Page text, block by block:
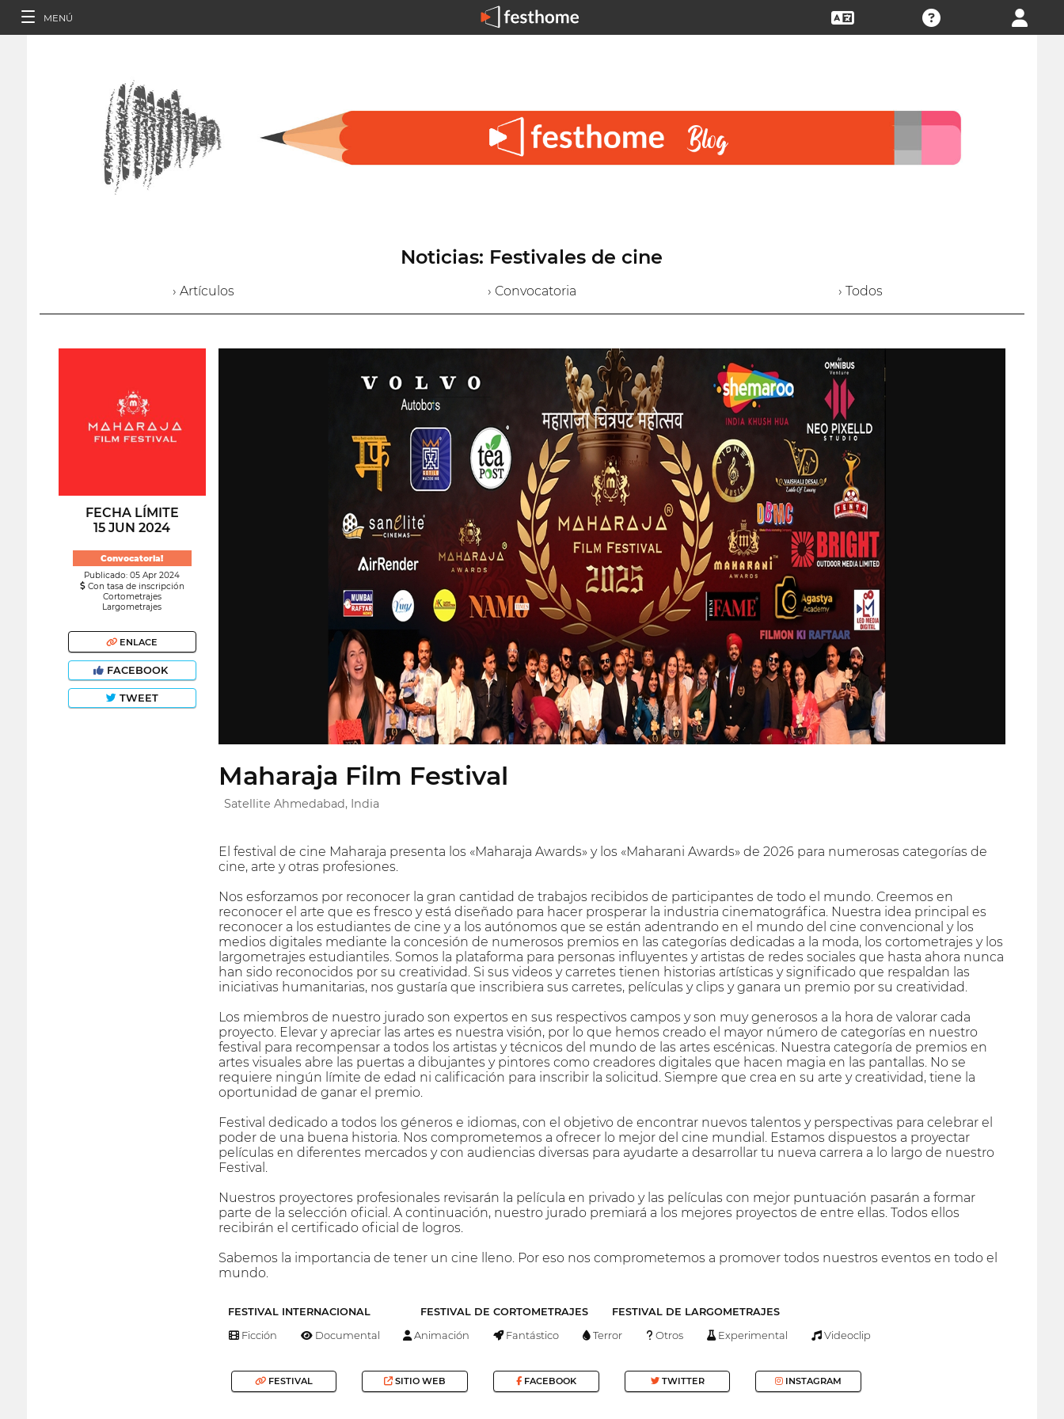
MENÚ
Noticias: Festivales de cine
› Artículos › Convocatoria › Todos
FECHA LÍMITE
15 JUN 2024
Convocatoria!
Publicado: 05 Apr 2024
Con tasa de inscripción
Cortometrajes
Largometrajes
ENLACE
FACEBOOK
TWEET
Maharaja Film Festival
Satellite Ahmedabad, India
El festival de cine Maharaja presenta los «Maharaja Awards» y los «Maharani Awards» de 2026 para numerosas categorías de
cine, arte y otras profesiones.
Nos esforzamos por reconocer la gran cantidad de trabajos recibidos de participantes de todo el mundo. Creemos en
reconocer el arte que es fresco y está diseñado para hacer prosperar la industria cinematográfica. Nuestra idea principal es
reconocer a los estudiantes de cine y a los autónomos que se están adentrando en el mundo del cine convencional y los
medios digitales mediante la concesión de numerosos premios en las categorías dedicadas a la moda, los cortometrajes y los
largometrajes estudiantiles. Somos la plataforma para personas influyentes y artistas de redes sociales que hasta ahora nunca
han sido reconocidos por su creatividad. Si sus videos y carretes tienen historias artísticas y significado que respaldan las
iniciativas humanitarias, nos gustaría que inscribiera sus carretes, películas y clips y ganara un premio por su creatividad.
Los miembros de nuestro jurado son expertos en sus respectivos campos y son muy generosos a la hora de valorar cada
proyecto. Elevar y apreciar las artes es nuestra visión, por lo que hemos creado el mayor número de categorías en nuestro
festival para recompensar a todos los artistas y técnicos del mundo de las artes escénicas. Nuestra categoría de premios en
artes visuales abre las puertas a dibujantes y pintores como creadores digitales que hacen magia en las pantallas. No se
requiere ningún límite de edad ni calificación para inscribir la solicitud. Siempre que crea en su arte y creatividad, tiene la
oportunidad de ganar el premio.
Festival dedicado a todos los géneros e idiomas, con el objetivo de encontrar nuevos talentos y perspectivas para celebrar el
poder de una buena historia. Nos comprometemos a ofrecer lo mejor del cine mundial. Estamos dispuestos a proyectar
películas en diferentes mercados y con audiencias diversas para ayudarte a desarrollar tu nueva carrera a lo largo de nuestro
Festival.
Nuestros proyectores profesionales revisarán la película en privado y las películas con mejor puntuación pasarán a formar
parte de la selección oficial. A continuación, nuestro jurado premiará a los mejores proyectos de entre ellas. Todos ellos
recibirán el certificado oficial de logros.
Sabemos la importancia de tener un cine lleno. Por eso nos comprometemos a promover todos nuestros eventos en todo el
mundo.
FESTIVAL INTERNACIONAL FESTIVAL DE CORTOMETRAJES FESTIVAL DE LARGOMETRAJES
Ficción Documental Animación Fantástico Terror Otros Experimental Videoclip
FESTIVAL SITIO WEB FACEBOOK TWITTER INSTAGRAM